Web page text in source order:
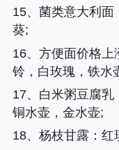
15、 菌类意大利面
葵;
16、 方便面价格上
铃，白玫瑰，铁水
17、 白米粥豆腐乳
铜水壶，金水壶;
18、 杨枝甘露 ：